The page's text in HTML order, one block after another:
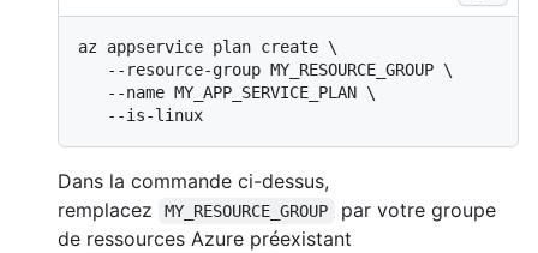
az appservice plan create \
Dans la commande ci-dessus,
remplacez
MY_RESOURCE_GROUP
par votre groupe
de ressources Azure préexistant